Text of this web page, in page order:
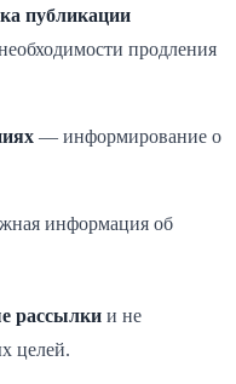
публикации
продления
— информирование о
информация об
рассылки и не
целей.